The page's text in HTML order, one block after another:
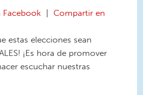
| Compartir en
estas elecciones sean
¡Es hora de promover
escuchar nuestras